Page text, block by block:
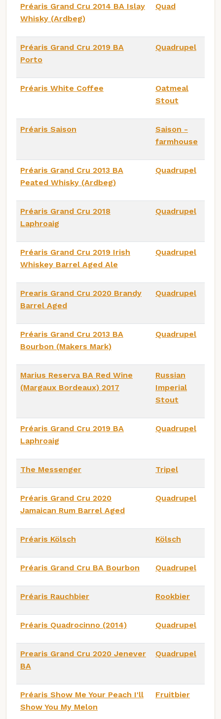
Préaris Grand Cru 2014 BA Islay
Whisky (Ardbeg)
Quad
Préaris Grand Cru 2019 BA
Porto
Quadrupel
Préaris White Coffee
Oatmeal
Stout
Préaris Saison
Saison -
farmhouse
Préaris Grand Cru 2013 BA
Peated Whisky (Ardbeg)
Quadrupel
Préaris Grand Cru 2018
Laphroaig
Quadrupel
Préaris Grand Cru 2019 Irish
Whiskey Barrel Aged Ale
Quadrupel
Prearis Grand Cru 2020 Brandy
Barrel Aged
Quadrupel
Préaris Grand Cru 2013 BA
Bourbon (Makers Mark)
Quadrupel
Marius Reserva BA Red Wine
(Margaux Bordeaux) 2017
Russian
Imperial
Stout
Préaris Grand Cru 2019 BA
Laphroaig
Quadrupel
The Messenger Tripel
Préaris Grand Cru 2020
Jamaican Rum Barrel Aged
Quadrupel
Préaris Kölsch Kölsch
Préaris Grand Cru BA Bourbon Quadrupel
Préaris Rauchbier Rookbier
Préaris Quadrocinno (2014) Quadrupel
Prearis Grand Cru 2020 Jenever
BA
Quadrupel
Préaris Show Me Your Peach I'll
Show You My Melon
Fruitbier